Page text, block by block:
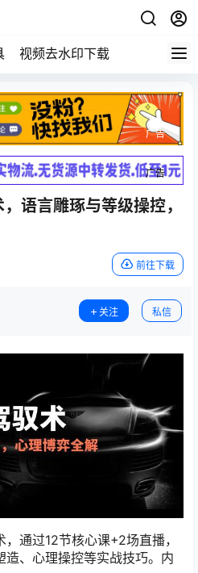
视频去水印下载
广告
广告
语言雕琢与等级操控，
前往下载
关注 私信
通过12节核心课+2场直播，
造、心理操控等实战技巧。内